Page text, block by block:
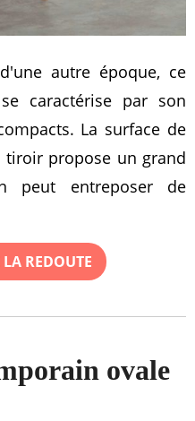
autre époque, ce
se caractérise par son
La surface de
propose un grand
peut entreposer de
LA REDOUTE
ovale